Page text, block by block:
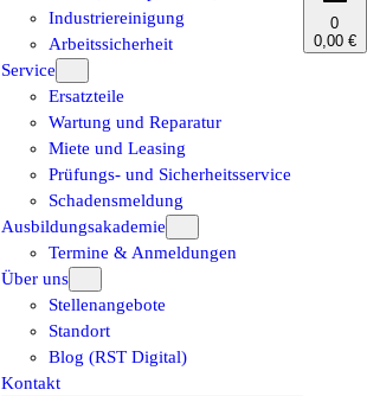
Industriereinigung
Arbeitssicherheit
Service
Ersatzteile
Wartung und Reparatur
Miete und Leasing
Prüfungs- und Sicherheitsservice
Schadensmeldung
Ausbildungsakademie
Termine & Anmeldungen
Über uns
Stellenangebote
Standort
Blog (RST Digital)
Kontakt
0
0,00 €